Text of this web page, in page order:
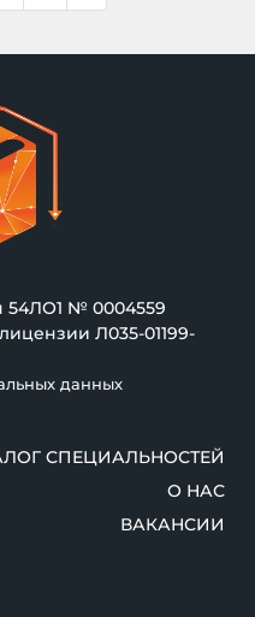
54ЛО1 № 0004559
Л035-01199-
данных
СПЕЦИАЛЬНОСТЕЙ
О НАС
ВАКАНСИИ